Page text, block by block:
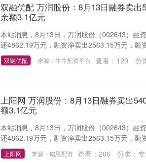
双融优配 万润股份：8月13日融券卖出
余额3.1亿元
本站消息，8月13日，万润股份（002643）融
还4862.19万元，融资净卖出2563.15万元，融
双融优配 来源：牛牛配资平台 查看： 120 分
上阳网 万润股份：8月13日融券卖出
额3.1亿元
本站消息，8月13日，万润股份（002643）融
还4862.19万元，融资净卖出2563.15万元，融
上阳网 来源：铭恩配资 查看： 206 分类：